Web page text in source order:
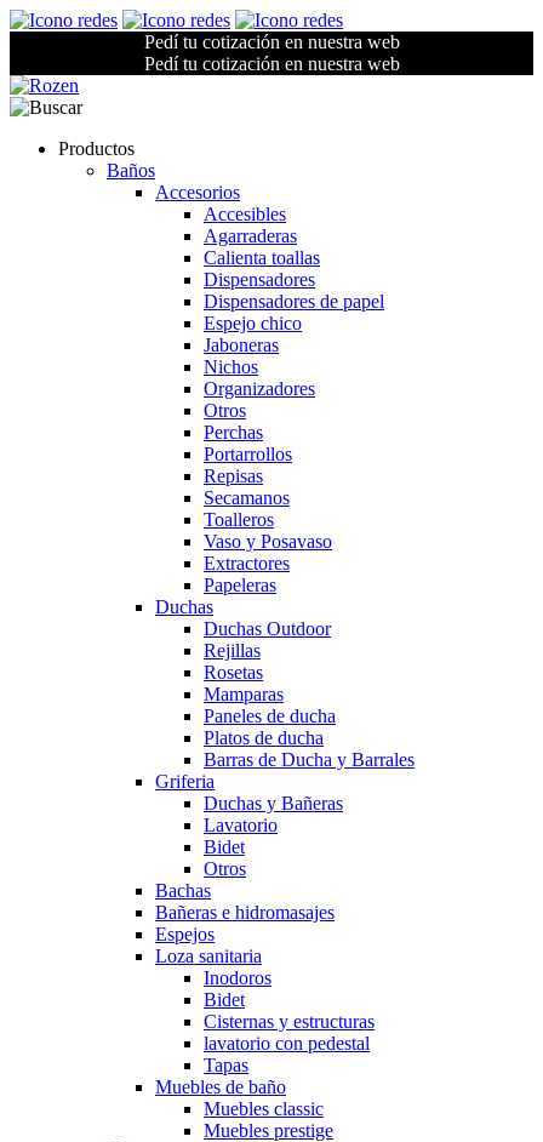
Pedí tu cotización en nuestra web
Pedí tu cotización en nuestra web
Productos
Baños
Accesorios
Accesibles
Agarraderas
Calienta toallas
Dispensadores
Dispensadores de papel
Espejo chico
Jaboneras
Nichos
Organizadores
Otros
Perchas
Portarrollos
Repisas
Secamanos
Toalleros
Vaso y Posavaso
Extractores
Papeleras
Duchas
Duchas Outdoor
Rejillas
Rosetas
Mamparas
Paneles de ducha
Platos de ducha
Barras de Ducha y Barrales
Griferia
Duchas y Bañeras
Lavatorio
Bidet
Otros
Bachas
Bañeras e hidromasajes
Espejos
Loza sanitaria
Inodoros
Bidet
Cisternas y estructuras
lavatorio con pedestal
Tapas
Muebles de baño
Muebles classic
Muebles prestige